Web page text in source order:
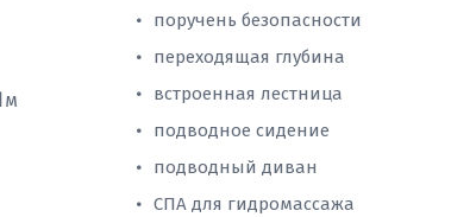
м
• поручень безопасности
• переходящая глубина
• встроенная лестница
• подводное сидение
• подводный диван
• СПА для гидромассажа